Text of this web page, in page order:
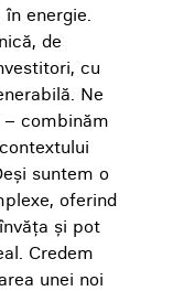
energie.
de
cu
Ne
combinăm
suntem o
oferind
și pot
Credem
unei noi